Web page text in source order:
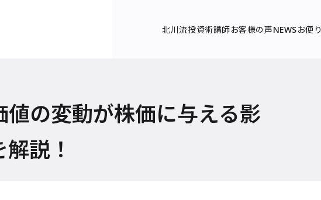
北川流投資術講師お客様の声NEWSお便り
の変動が株価に与える影
説！